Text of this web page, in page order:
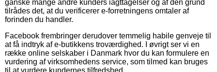
ganske mange andre kunders iagttagelser og af den grund
tilrådes det, at du verificerer e-forretningens omtaler af
forinden du handler.
Facebook frembringer derudover temmelig habile genveje til
at få indtryk af e-butikkens troværdighed. I øvrigt ser vi en
række online selskaber i Danmark hvor du kan formulere en
vurdering af virksomhedens service, som tilmed kan bruges